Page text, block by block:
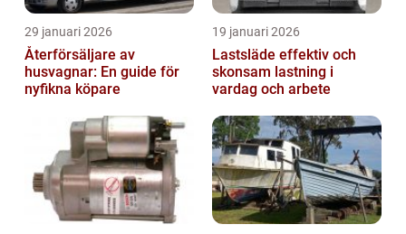
29 januari 2026
Återförsäljare av
husvagnar: En guide för
nyfikna köpare
19 januari 2026
Lastsläde effektiv och
skonsam lastning i
vardag och arbete